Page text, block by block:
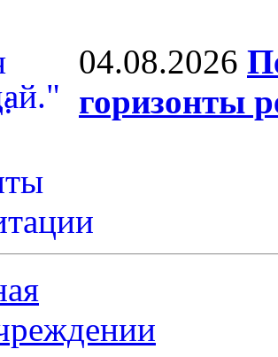
04.08.2026
горизонты